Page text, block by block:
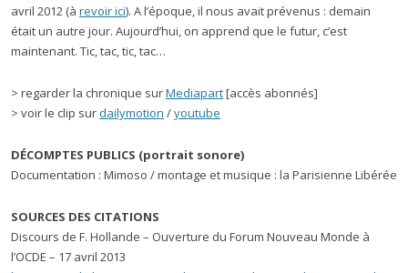
avril 2012 (à revoir ici). A l’époque, il nous avait prévenus : demain
était un autre jour. Aujourd’hui, on apprend que le futur, c’est
maintenant. Tic, tac, tic, tac…
> regarder la chronique surMediapart[accès abonnés]
> voir le clip surdailymotion /youtube
DÉCOMPTES PUBLICS (portrait sonore)
Documentation : Mimoso / montage et musique : la Parisienne Libérée
SOURCES DES CITATIONS
Discours de F. Hollande – Ouverture du Forum Nouveau Monde à
l’OCDE – 17 avril 2013